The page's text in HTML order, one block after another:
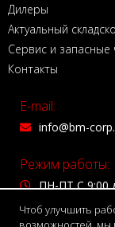
Дилеры
Актуальный
Сервис и запасные
Контакты
E-mail:
info@bm-
Режим работы:
ПН-ПТ С 9:00
Адрес:
Чтоб улучшить